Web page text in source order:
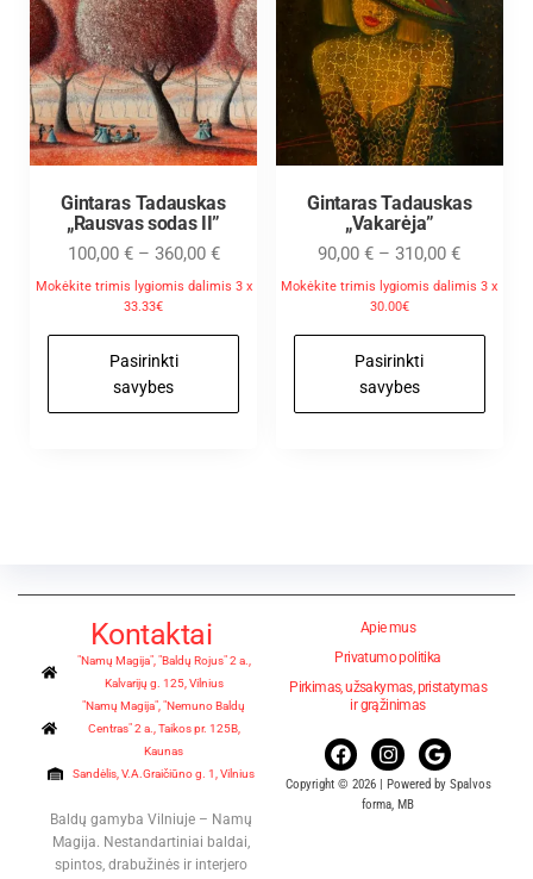
Gintaras Tadauskas
„Rausvas sodas II”
100,00 € – 360,00 €
Mokėkite trimis lygiomis dalimis 3 x
33.33€
Pasirinkti
savybes
Gintaras Tadauskas
„Vakarėja”
90,00€ – 310,00€
Mokėkite trimis lygiomis dalimis 3 x
30.00€
Pasirinkti
savybes
Kontaktai
"Namų Magija", "Baldų Rojus" 2 a.,
Kalvarijų g. 125, Vilnius
"Namų Magija", "Nemuno Baldų
Centras" 2 a., Taikos pr. 125B,
Kaunas
Sandėlis, V.A.Graičiūno g. 1, Vilnius
Baldų gamyba Vilniuje – Namų
Magija. Nestandartiniai baldai,
spintos, drabužinės ir interjero
Apie mus
Privatumo politika
Pirkimas, užsakymas, pristatymas
ir grąžinimas
Copyright © 2026 | Powered by Spalvos
forma, MB